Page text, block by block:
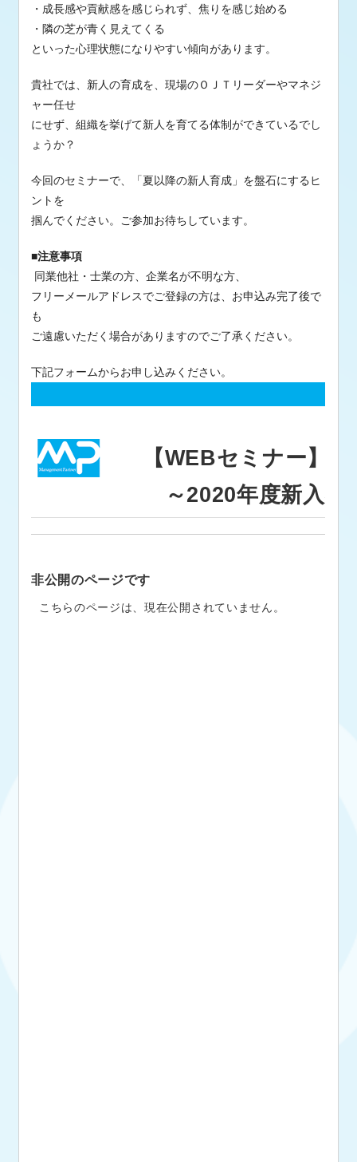
・成長感や貢献感を感じられず、焦りを感じ始める
・隣の芝が青く見えてくる
といった心理状態になりやすい傾向があります。
貴社では、新人の育成を、現場のＯＪＴリーダーやマネジ
ャー任せ
にせず、組織を挙げて新人を育てる体制ができているでし
ょうか？
今回のセミナーで、「夏以降の新人育成」を盤石にするヒ
ントを
掴んでください。
ご参加お待ちしています。
■注意事項
同業他社・士業の方、企業名が不明な方、
フリーメールアドレスでご登録の方は、 お申込み完了後で
も
ご遠慮いただく場合がありますのでご了承ください。
下記フォームからお申し込みください。